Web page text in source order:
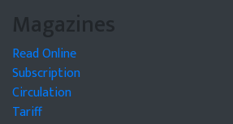
Magazines
Read Online
Subscription
Circulation
Tariff